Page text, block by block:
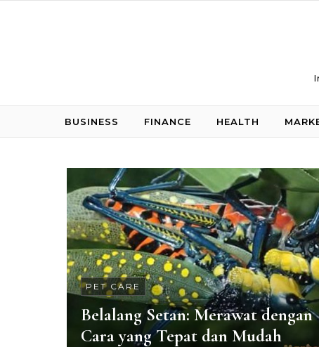
BUSINESS FINANCE HEALTH
PET CARE
Belalang Setan: Merawat dengan
Cara yang Tepat dan Mudah